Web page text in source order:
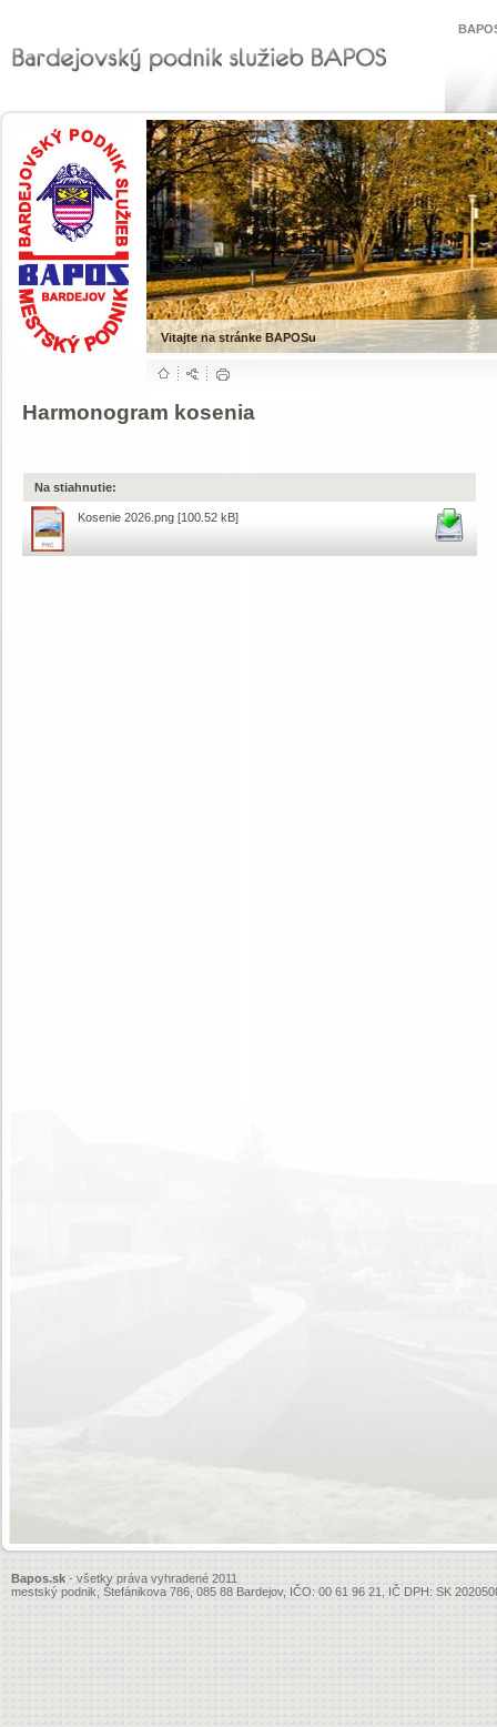
Vitajte na stránke BAPOSu
Harmonogram kosenia
Na stiahnutie:
Kosenie 2026.png [100.52 kB]
Bapos.sk - všetky práva vyhradené 2011
mestský podnik, Štefánikova 786, 085 88 Bardejov, IČO: 00 61 96 21, IČ DPH: SK